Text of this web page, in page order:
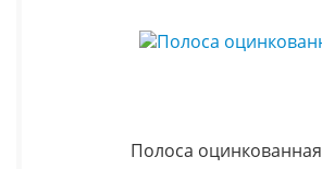
Полоса оцинкованная